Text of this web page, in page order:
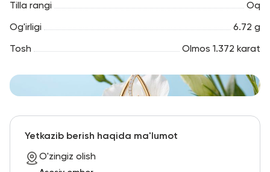
Tilla rangi Oq
Og'irligi 6.72 g
Tosh Olmos 1.372 karat
Yetkazib berish haqida ma'lumot
O'zingiz olish